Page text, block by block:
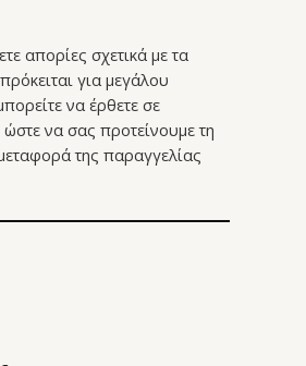
απορίες σχετικά με τα
για μεγάλου
να έρθετε σε
να σας προτείνουμε τη
της παραγγελίας